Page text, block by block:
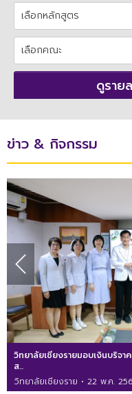
ดูราย
ข่าว & กิจกรรม
วิทยาลัยเชียงรายมอบเงินบริจา
ส...
วิทยาลัยเชียงราย • 22 พ.ค.